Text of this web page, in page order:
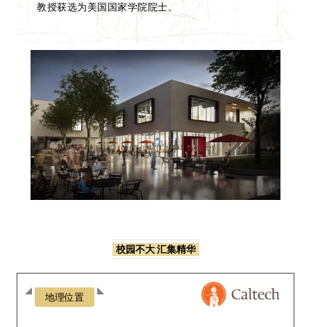
教授获选为美国国家学院院士。
校园不大 汇集精华
地理位置